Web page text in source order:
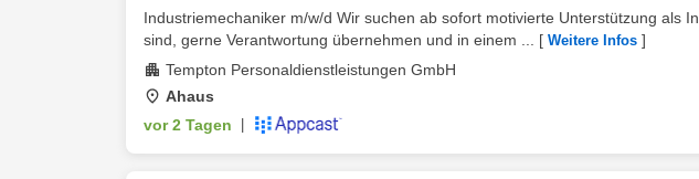
Industriemechaniker m/w/d Wir suchen ab sofort motivierte Unterstützung als
sind, gerne Verantwortung übernehmen und in einem ...
[ Weitere Infos ]
Tempton Personaldienstleistungen GmbH
Ahaus
vor 2 Tagen